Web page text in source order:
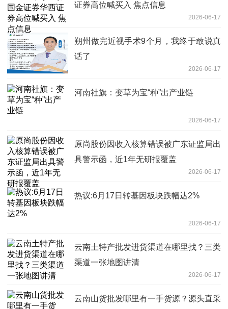
证券高位喊买入 焦点信息
2026-06-17
朔州做完近视手术9个月，我终于敢说真
话了
2026-06-17
河南社旗：变草为宝“种”出产业链
2026-06-17
原尚股份因收入核算错误被广东证监局出
具警示函，近1年无研报覆盖
2026-06-17
热议:6月17日转基因板块跌幅达2%
2026-06-17
云南土特产批发进货渠道在哪里找？三类
渠道一张地图讲清
2026-06-17
云南山货批发哪里有一手货源？源头直采